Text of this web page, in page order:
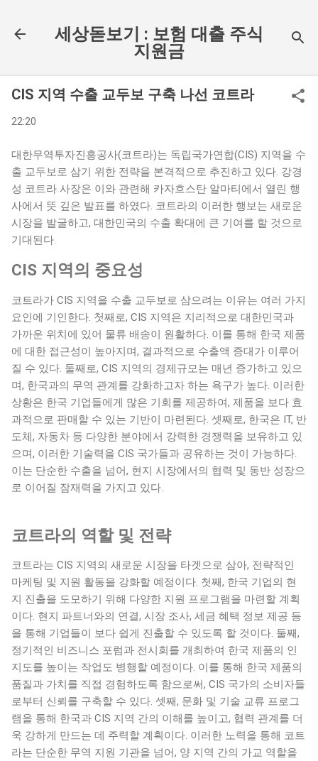
세상돋보기 : 보험 대출 주식
지원금
CIS 지역 수출 교두보 구축 나선 코트라
22:20
대한무역투자진흥공사(코트라)는 독립국가연합(CIS) 지역을 수
출 교두보로 삼기 위한 전략을 본격적으로 추진하고 있다. 강경
성 코트라 사장은 이와 관련해 카자흐스탄 알마티에서 열린 행
사에서 뜻 깊은 발표를 하였다. 코트라의 이러한 행보는 새로운
시장을 발굴하고, 대한민국의 수출 확대에 큰 기여를 할 것으로
기대된다.
CIS 지역의 중요성
코트라가 CIS 지역을 수출 교두보로 삼으려는 이유는 여러 가지
요인에 기인한다. 첫째로, CIS 지역은 지리적으로 대한민국과
가까운 위치에 있어 물류 배송이 원활하다. 이를 통해 한국 제품
에 대한 접근성이 높아지며, 결과적으로 수출액 증대가 이루어
질 수 있다. 둘째로, CIS 지역의 경제규모는 매년 증가하고 있으
며, 한국과의 무역 관계를 강화하고자 하는 욕구가 높다. 이러한
상황은 한국 기업들에게 많은 기회를 제공하여, 제품을 보다 효
과적으로 판매할 수 있는 기반이 마련된다. 셋째로, 한국은 IT, 반
도체, 자동차 등 다양한 분야에서 강력한 경쟁력을 보유하고 있
으며, 이러한 기술력을 CIS 국가들과 공유하는 것이 가능하다.
이는 단순한 수출을 넘어, 현지 시장에서의 협력 및 동반 성장으
로 이어질 잠재력을 가지고 있다.
코트라의 역할 및 전략
코트라는 CIS 지역의 새로운 시장을 타겟으로 삼아, 전략적인
마케팅 및 지원 활동을 강화할 예정이다. 첫째, 한국 기업의 현
지 진출을 도모하기 위해 다양한 지원 프로그램을 마련할 계획
이다. 현지 파트너와의 연결, 시장 조사, 세금 혜택 정보 제공 등
을 통해 기업들이 보다 쉽게 진출할 수 있도록 할 것이다. 둘째,
정기적인 비즈니스 포럼과 전시회를 개최하여 한국 제품의 인
지도를 높이는 작업도 병행할 예정이다. 이를 통해 한국 제품의
품질과 가치를 직접 경험하도록 함으로써, CIS 국가의 소비자들
로부터 신뢰를 구축할 수 있다. 셋째, 문화 및 기술 교류 프로그
램을 통해 한국과 CIS 지역 간의 이해를 높이고, 협력 관계를 더
욱 강하게 만드는 데 주력할 계획이다. 이러한 노력을 통해 코트
라는 단순한 무역 지원 기관을 넘어, 양 지역 간의 가교 역할을